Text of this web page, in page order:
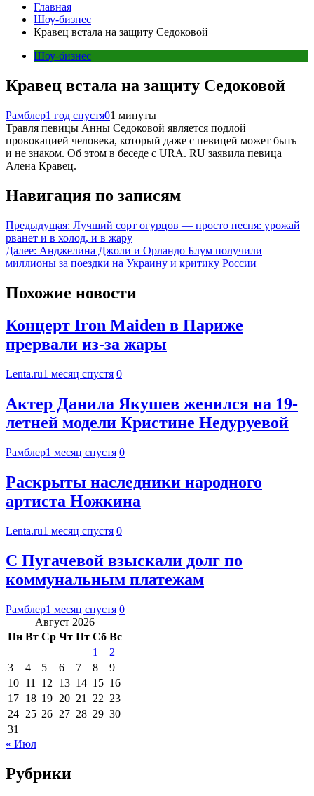
Главная
Шоу-бизнес
Кравец встала на защиту Седоковой
Шоу-бизнес
Кравец встала на защиту Седоковой
Рамблер1 год спустя01 минуты
Травля певицы Анны Седоковой является подлой
провокацией человека, который даже с певицей может быть
и не знаком. Об этом в беседе с URA. RU заявила певица
Алена Кравец.
Навигация по записям
Предыдущая: Лучший сорт огурцов — просто песня: урожай
рванет и в холод, и в жару
Далее: Анджелина Джоли и Орландо Блум получили
миллионы за поездки на Украину и критику России
Похожие новости
Концерт Iron Maiden в Париже
прервали из-за жары
Lenta.ru1 месяц спустя 0
Актер Данила Якушев женился на 19-
летней модели Кристине Недуруевой
Рамблер1 месяц спустя 0
Раскрыты наследники народного
артиста Ножкина
Lenta.ru1 месяц спустя 0
С Пугачевой взыскали долг по
коммунальным платежам
Рамблер1 месяц спустя 0
Август 2026
Пн Вт Ср Чт Пт Сб Вс
1
2
3
4 5 6 7 8
9
10 11 12 13 14 15 16
17 18 19 20 21 22 23
24 25 26 27 28 29 30
31
« Июл
Рубрики